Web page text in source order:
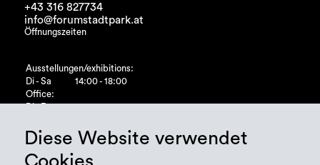
+43 316 827734
info@forumstadtpark.at
Öffnungszeiten
Ausstellungen/exhibitions:
Di - Sa
14:00 - 18:00
Office:
Diese Website verwendet